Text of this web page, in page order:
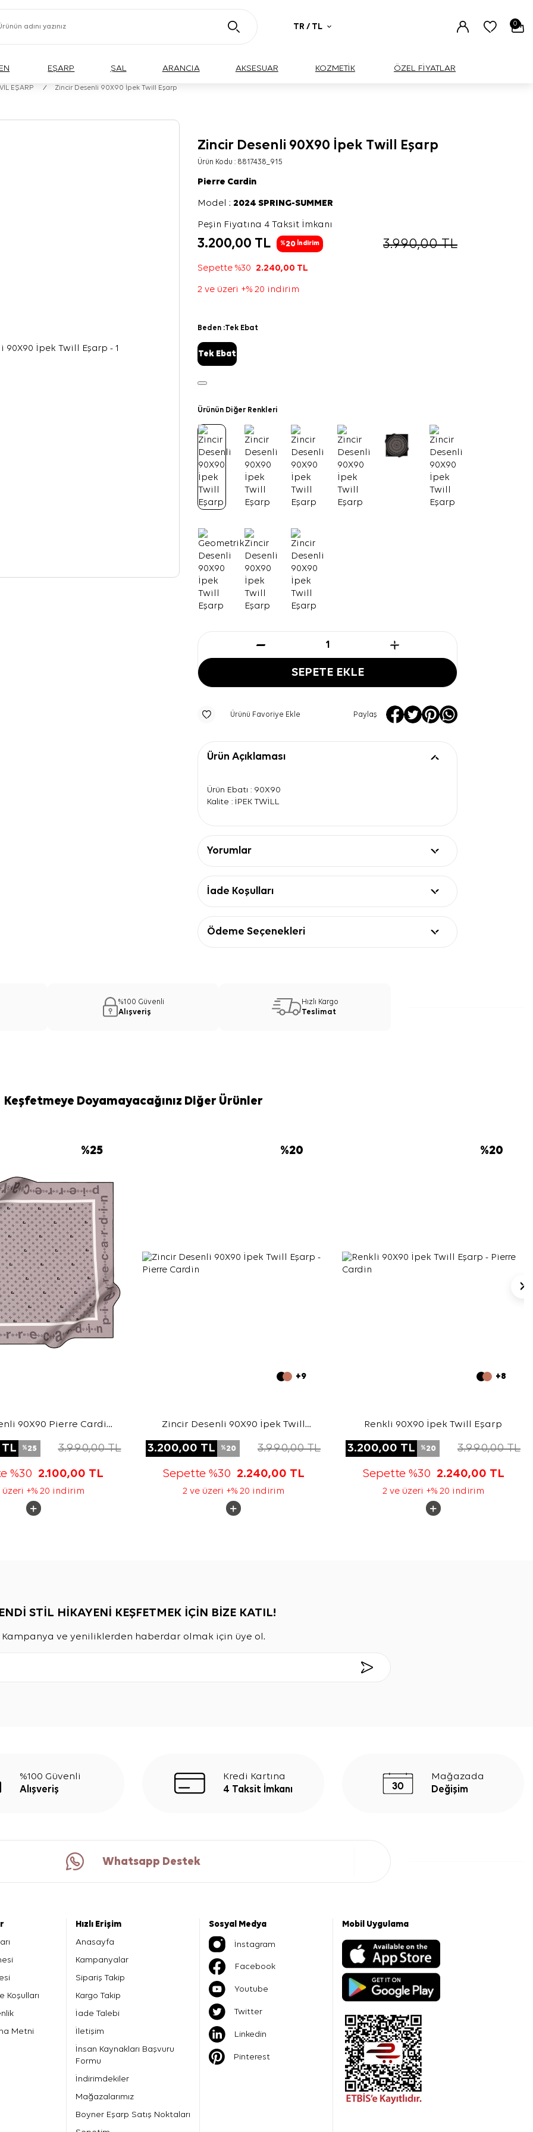
TR / TL 0
EŞARP ŞAL ARANCIA AKSESUAR KOZMETİK ÖZEL FİYATLAR
EŞARP / Zincir Desenli 90X90 İpek Twill Eşarp
Zincir Desenli 90X90 İpek Twill Eşarp
Ürün Kodu : 8817438_915
Pierre Cardin
Model :2024 SPRING-SUMMER
Peşin Fiyatına 4 Taksit İmkanı
3.200,00 TL %20 İndirim 3.990,00TL
Sepette %30 2.240,00 TL
2 ve üzeri +% 20 indirim
Beden :Tek Ebat
Tek Ebat
Ürünün Diğer Renkleri
SEPETE EKLE
Ürünü Favoriye Ekle Paylaş
Ürün Açıklaması
Ürün Ebatı : 90X90
Kalite : İPEK TWİLL
Yorumlar
İade Koşulları
Ödeme Seçenekleri
%100 Güvenli
Alışveriş
Hızlı Kargo
Teslimat
Keşfetmeye Doyamayacağınız Diğer Ürünler
%25
90X90 Pierre Cardin
%25 3.990,00TL
%30 2.100,00 TL
üzeri +% 20 indirim
%20
+9
Zincir Desenli 90X90 İpek Twill
3.200,00 TL %20 3.990,00TL
Sepette %30 2.240,00 TL
2 ve üzeri +% 20 indirim
%20
+8
Renkli 90X90 İpek Twill Eşarp
3.200,00 TL %20 3.990,00TL
Sepette %30 2.240,00 TL
2 ve üzeri +% 20 indirim
STİL HİKAYENİ KEŞFETMEK İÇİN BİZE KATIL!
Kampanya ve yeniliklerden haberdar olmak için üye ol.
%100 Güvenli
Alışveriş
Kredi Kartına
4 Taksit İmkanı
Mağazada
Değişim
Whatsapp Destek
Koşulları
Metni
Hızlı Erişim
Anasayfa
Kampanyalar
Sipariş Takip
Kargo Takip
İade Talebi
İletişim
İnsan Kaynakları Başvuru
Formu
İndirimdekiler
Mağazalarımız
Boyner Eşarp Satış Noktaları
Sosyal Medya
İnstagram
Facebook
Youtube
Twitter
Linkedin
Pinterest
Mobil Uygulama